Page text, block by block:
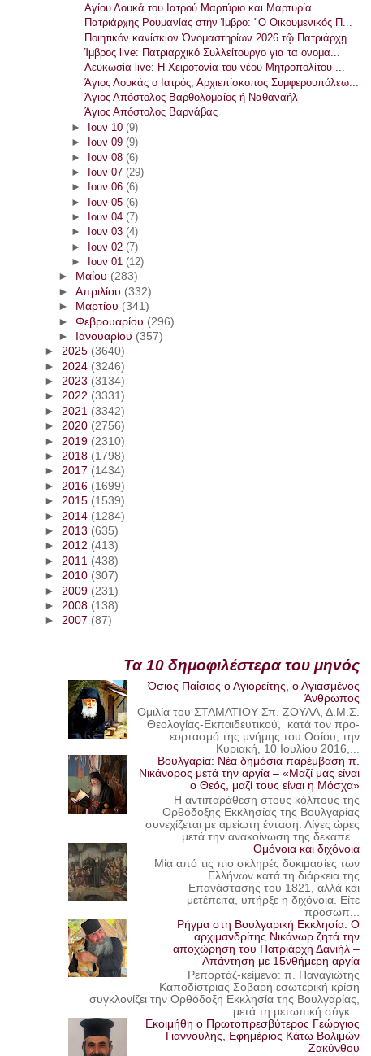
Αγίου Λουκά του Ιατρού Μαρτύριο και Μαρτυρία
Πατριάρχης Ρουμανίας στην Ίμβρο: "Ο Οικουμενικός Π...
Ποιητικόν κανίσκιον Ὀνομαστηρίων 2026 τῷ Πατριάρχῃ...
Ίμβρος live: Πατριαρχικό Συλλείτουργο για τα ονομα...
Λευκωσία live: Η Χειροτονία του νέου Μητροπολίτου ...
Άγιος Λουκάς ο Ιατρός, Αρχιεπίσκοπος Συμφερουπόλεω...
Άγιος Απόστολος Βαρθολομαίος ή Ναθαναήλ
Άγιος Απόστολος Βαρνάβας
►
Ιουν 10 (9)
►
Ιουν 09 (9)
► Ιουν 08 (6)
►
Ιουν 07 (29)
►
Ιουν 06 (6)
► Ιουν 05 (6)
►
Ιουν 04 (7)
►
Ιουν 03 (4)
► Ιουν 02 (7)
►
Ιουν 01 (12)
►
Μαΐου (283)
► Απριλίου (332)
►
Μαρτίου (341)
► Φεβρουαρίου (296)
►
Ιανουαρίου (357)
►2025 (3640)
► 2024 (3246)
►2023 (3134)
►2022 (3331)
► 2021 (3342)
►2020 (2756)
► 2019 (2310)
►2018 (1798)
►2017 (1434)
► 2016 (1699)
►2015 (1539)
► 2014 (1284)
► 2013 (635)
►2012 (413)
► 2011 (438)
►2010 (307)
► 2009 (231)
► 2008 (138)
►2007 (87)
Τα 10 δημοφιλέστερα του μηνός
Όσιος Παΐσιος ο Αγιορείτης, ο Αγιασμένος
Άνθρωπος
Ομιλία του ΣΤΑΜΑΤΙΟΥ Σπ. ΖΟΥΛΑ, Δ.Μ.Σ.
Θεολογίας-Εκπαιδευτικού, κατά τον προ-
εορτασμό της μνήμης του Οσίου, την
Κυριακή, 10 Ιουλίου 2016,...
Βουλγαρία: Νέα δημόσια παρέμβαση π.
Νικάνορος μετά την αργία – «Μαζί μας είναι
ο Θεός, μαζί τους είναι η Μόσχα»
Η αντιπαράθεση στους κόλπους της
Ορθόδοξης Εκκλησίας της Βουλγαρίας
συνεχίζεται με αμείωτη ένταση. Λίγες ώρες
μετά την ανακοίνωση της δεκαπε...
Ομόνοια και διχόνοια
Μία από τις πιο σκληρές δοκιμασίες των
Ελλήνων κατά τη διάρκεια της
Επανάστασης του 1821, αλλά και
μετέπειτα, υπήρξε η διχόνοια. Είτε
προσωπ...
Ρήγμα στη Βουλγαρική Εκκλησία: Ο
αρχιμανδρίτης Νικάνωρ ζητά την
αποχώρηση του Πατριάρχη Δανιήλ –
Απάντηση με 15νθήμερη αργία
Ρεπορτάζ-κείμενο: π. Παναγιώτης
Καποδίστριας Σοβαρή εσωτερική κρίση
συγκλονίζει την Ορθόδοξη Εκκλησία της Βουλγαρίας,
μετά τη μετωπική σύγκ...
Εκοιμήθη ο Πρωτοπρεσβύτερος Γεώργιος
Γιαννούλης, Εφημέριος Κάτω Βολιμών
Ζακύνθου